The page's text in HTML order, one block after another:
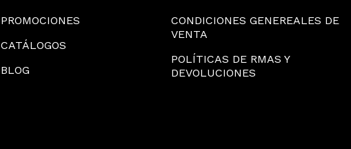
PROMOCIONES
CATÁLOGOS
BLOG
CONDICIONES GENEREALES DE
VENTA
POLÍTICAS DE RMAS Y
DEVOLUCIONES